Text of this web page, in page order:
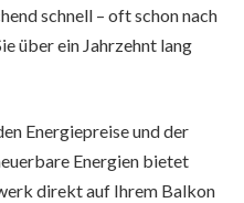
schnell – oft schon nach
über ein Jahrzehnt lang
Energiepreise und der
Energien bietet
direkt auf Ihrem Balkon